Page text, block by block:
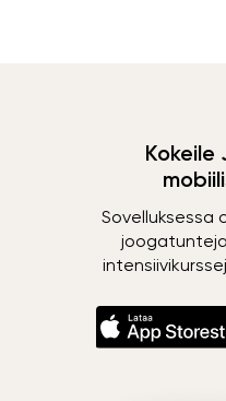
Kokeile
Sovelluksessa